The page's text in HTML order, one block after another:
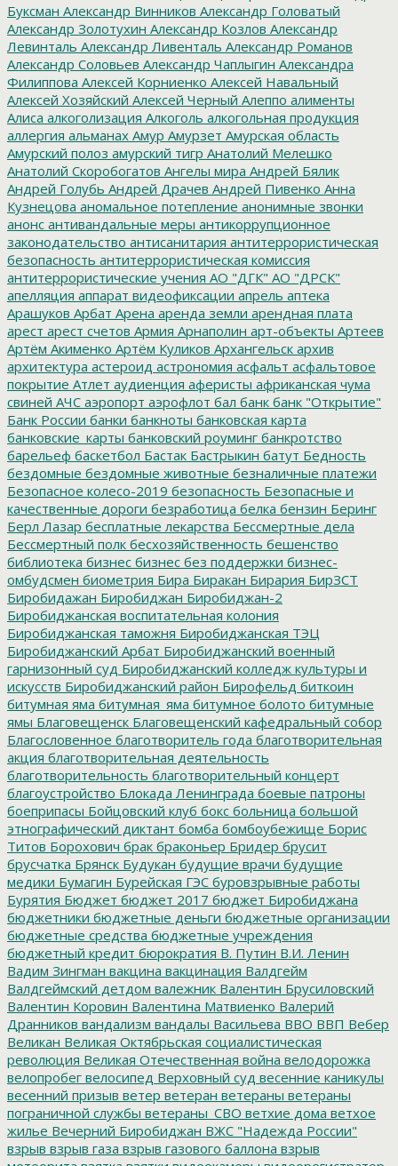
Буксман Александр Винников Александр Головатый
Александр Золотухин Александр Козлов Александр
Левинталь Александр Ливенталь Александр Романов
Александр Соловьев Александр Чаплыгин Александра
Филиппова Алексей Корниенко Алексей Навальный
Алексей Хозяйский Алексей Черный Алеппо алименты
Алиса алкоголизация Алкоголь алкогольная продукция
аллергия альманах Амур Амурзет Амурская область
Амурский полоз амурский тигр Анатолий Мелешко
Анатолий Скоробогатов Ангелы мира Андрей Бялик
Андрей Голубь Андрей Драчев Андрей Пивенко Анна
Кузнецова аномальное потепление анонимные звонки
анонс антивандальные меры антикоррупционное
законодательство антисанитария антитеррористическая
безопасность антитеррористическая комиссия
антитеррористические учения АО "ДГК" АО "ДРСК"
апелляция аппарат видеофиксации апрель аптека
Арашуков Арбат Арена аренда земли арендная плата
арест арест счетов Армия Арнаполин арт-объекты Артеев
Артём Акименко Артём Куликов Архангельск архив
архитектура астероид астрономия асфальт асфальтовое
покрытие Атлет аудиенция аферисты африканская чума
свиней АЧС аэропорт аэрофлот бал банк банк "Открытие"
Банк России банки банкноты банковская карта
банковские_карты банковский роуминг банкротство
барельеф баскетбол Бастак Бастрыкин батут Бедность
бездомные бездомные животные безналичные платежи
Безопасное колесо-2019 безопасность Безопасные и
качественные дороги безработица белка бензин Беринг
Берл Лазар бесплатные лекарства Бессмертные дела
Бессмертный полк бесхозяйственность бешенство
библиотека бизнес бизнес без поддержки бизнес-
омбудсмен биометрия Бира Биракан Бирария БирЗСТ
Биробидажан Биробиджан Биробиджан-2
Биробиджанская воспитательная колония
Биробиджанская таможня Биробиджанская ТЭЦ
Биробиджанский Арбат Биробиджанский военный
гарнизонный суд Биробиджанский колледж культуры и
искусств Биробиджанский район Бирофельд биткоин
битумная яма битумная_яма битумное болото битумные
ямы Благовещенск Благовещенский кафедральный собор
Благословенное благотворитель года благотворительная
акция благотворительная деятельность
благотворительность благотворительный концерт
благоустройство Блокада Ленинграда боевые патроны
боеприпасы Бойцовский клуб бокс больница большой
этнографический диктант бомба бомбоубежище Борис
Титов Борохович брак браконьер Бридер брусит
брусчатка Брянск Будукан будущие врачи будущие
медики Бумагин Бурейская ГЭС буровзрывные работы
Бурятия Бюджет бюджет 2017 бюджет Биробиджана
бюджетники бюджетные деньги бюджетные организации
бюджетные средства бюджетные учреждения
бюджетный кредит бюрократия В. Путин В.И. Ленин
Вадим Зингман вакцина вакцинация Валдгейм
Валдгеймский детдом валежник Валентин Брусиловский
Валентин Коровин Валентина Матвиенко Валерий
Дранников вандализм вандалы Васильева ВВО ВВП Вебер
Великан Великая Октябрьская социалистическая
революция Великая Отечественная война велодорожка
велопробег велосипед Верховный суд весенние каникулы
весенний призыв ветер ветеран ветераны ветераны
пограничной службы ветераны_СВО ветхие дома ветхое
жилье Вечерний Биробиджан ВЖС "Надежда России"
взрыв взрыв газа взрыв газового баллона взрыв